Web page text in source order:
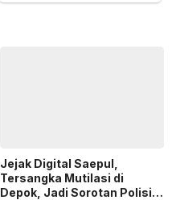
Jejak Digital Saepul,
Tersangka Mutilasi di
Depok, Jadi Sorotan Polisi